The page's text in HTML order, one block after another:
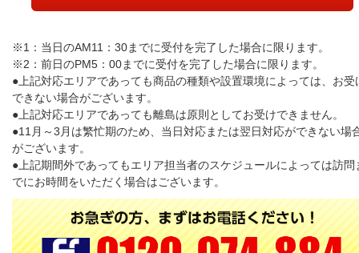
※1：当日のAM11：30までに受付を完了した場合に限ります。
※2：前日のPM5：00までに受付を完了した場合に限ります。
●上記対応エリアであっても商品の種類や設置環境によっては、お受
できない場合がございます。
●上記対応エリアであっても離島は原則としてお受けできません。
●11月～3月は繁忙期のため、当日対応または翌日対応ができない場
がございます。
●上記期間外であってもエリア担当者のスケジュールによっては訪問
でにお時間をいただく場合はございます。